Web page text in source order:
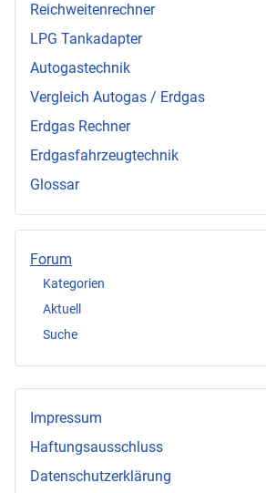
Reichweitenrechner
LPG Tankadapter
Autogastechnik
Vergleich Autogas / Erdgas
Erdgas Rechner
Erdgasfahrzeugtechnik
Glossar
Forum
Kategorien
Aktuell
Suche
Impressum
Haftungsausschluss
Datenschutzerklärung